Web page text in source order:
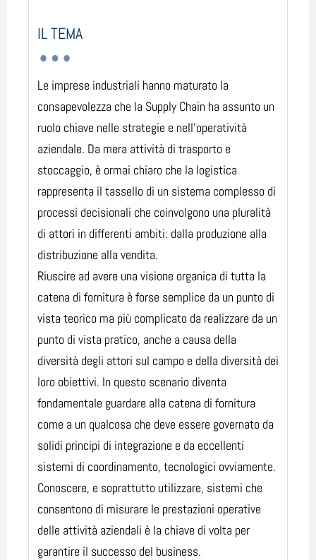
IL TEMA
Le imprese industriali hanno maturato la
consapevolezza che la Supply Chain ha assunto un
ruolo chiave nelle strategie e nell’operatività
aziendale. Da mera attività di trasporto e
stoccaggio, è ormai chiaro che la logistica
rappresenta il tassello di un sistema complesso di
processi decisionali che coinvolgono una pluralità
di attori in differenti ambiti: dalla produzione alla
distribuzione alla vendita.
Riuscire ad avere una visione organica di tutta la
catena di fornitura è forse semplice da un punto di
vista teorico ma più complicato da realizzare da un
punto di vista pratico, anche a causa della
diversità degli attori sul campo e della diversità dei
loro obiettivi. In questo scenario diventa
fondamentale guardare alla catena di fornitura
come a un qualcosa che deve essere governato da
solidi principi di integrazione e da eccellenti
sistemi di coordinamento, tecnologici ovviamente.
Conoscere, e soprattutto utilizzare, sistemi che
consentono di misurare le prestazioni operative
delle attività aziendali è la chiave di volta per
garantire il successo del business.